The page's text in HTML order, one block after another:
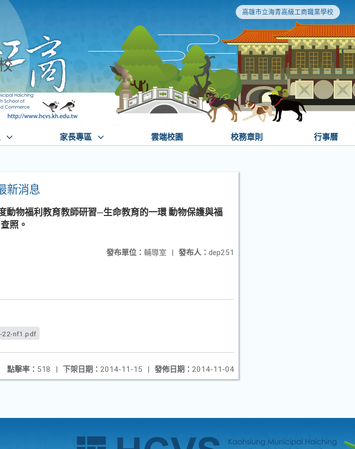
高雄市立海青高級工商職業學校
家長專區 雲端校園 校務章則 行事曆
新消息
動物福利教育教師研習─生命教育的一環 動物保護與福
照。
發布人： dep251
發布單位： 輔導室 |
22-nf1.pdf
發佈日期： 2014-11-04
下架日期： 2014-11-15 |
點擊率： 518 |